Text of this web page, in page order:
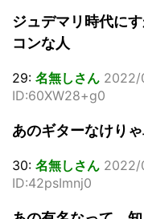
ジュデマリ時代に
コンな人
29: 名無しさん 2022/
ID:60XW28+g0
あのギターなけり
30: 名無しさん 2022/
ID:42psImnj0